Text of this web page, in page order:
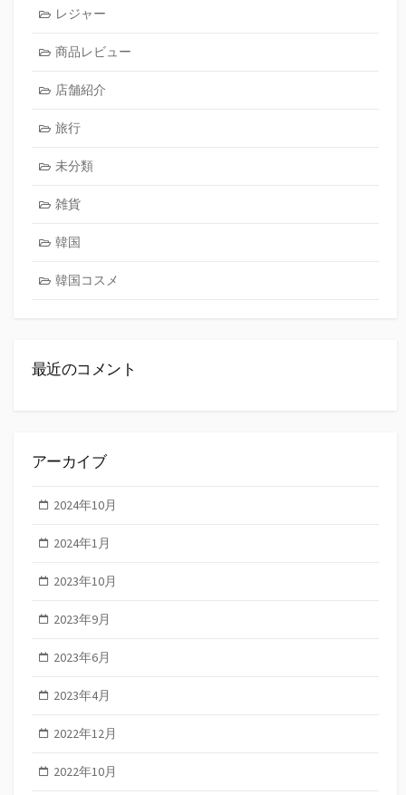
レジャー
商品レビュー
店舗紹介
旅行
未分類
雑貨
韓国
韓国コスメ
最近のコメント
アーカイブ
2024年10月
2024年1月
2023年10月
2023年9月
2023年6月
2023年4月
2022年12月
2022年10月